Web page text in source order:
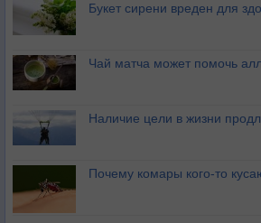
Букет сирени вреден для
Чай матча может помочь
Наличие цели в жизни
Почему комары кого-то